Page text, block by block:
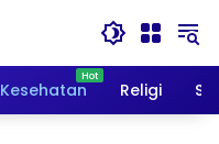
Kesehatan Religi